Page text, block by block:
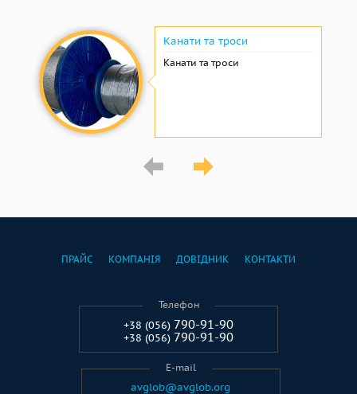
Канати та троси
Канати та троси
ПРАЙС КОМПАНІЯ ДОВІДНИК КОНТАКТИ
Телефон
+38 (056) 790-91-90
+38 (056) 790-91-90
E-mail
avglob@avglob.org